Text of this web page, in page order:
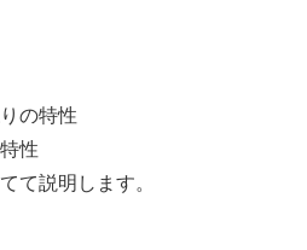
の特性
性
て説明します。